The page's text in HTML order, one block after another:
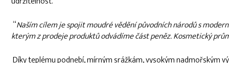
“Naším cílem je spojit moudré vědění původních národů s
kterým z prodeje produktů odvádíme část peněz. Kosmetický
Díky teplému podnebí, mírným srážkám, vysokým nadmořským